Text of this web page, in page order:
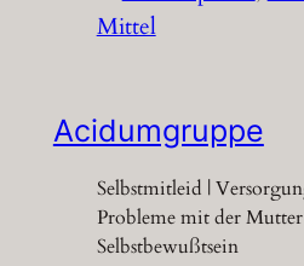
Mittel
Acidumgruppe
Selbstmitleid |
Probleme mit der
Selbstbewußtsein